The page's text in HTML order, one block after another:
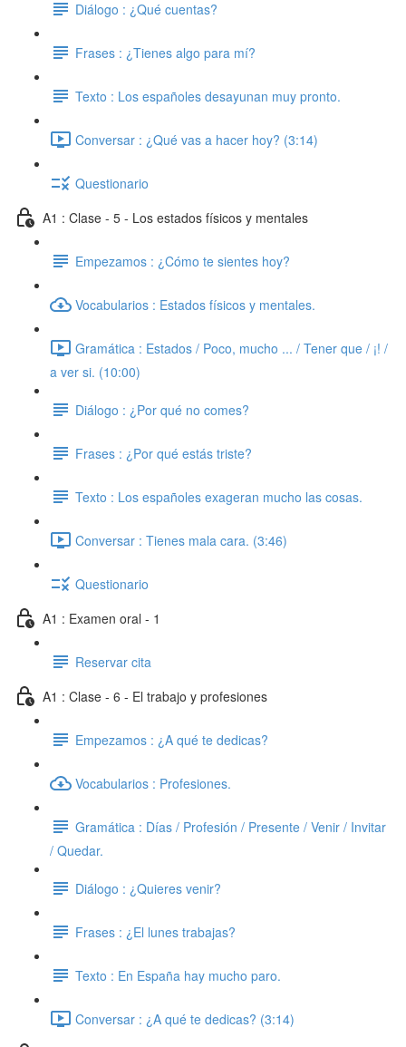
Diálogo : ¿Qué cuentas?
Frases : ¿Tienes algo para mí?
Texto : Los españoles desayunan muy pronto.
Conversar : ¿Qué vas a hacer hoy? (3:14)
Questionario
A1 : Clase - 5 - Los estados físicos y mentales
Empezamos : ¿Cómo te sientes hoy?
Vocabularios : Estados físicos y mentales.
Gramática : Estados / Poco, mucho ... / Tener que / ¡! /
a ver si. (10:00)
Diálogo : ¿Por qué no comes?
Frases : ¿Por qué estás triste?
Texto : Los españoles exageran mucho las cosas.
Conversar : Tienes mala cara. (3:46)
Questionario
A1 : Examen oral - 1
Reservar cita
A1 : Clase - 6 - El trabajo y profesiones
Empezamos : ¿A qué te dedicas?
Vocabularios : Profesiones.
Gramática : Días / Profesión / Presente / Venir / Invitar
/ Quedar.
Diálogo : ¿Quieres venir?
Frases : ¿El lunes trabajas?
Texto : En España hay mucho paro.
Conversar : ¿A qué te dedicas? (3:14)